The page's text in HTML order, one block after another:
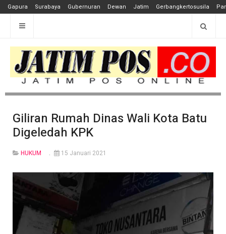
Gapura Surabaya Gubernuran Dewan Jatim Gerbangkertosusila
Giliran Rumah Dinas Wali Kota Batu
Digeledah KPK
HUKUM 15 Januari 2021